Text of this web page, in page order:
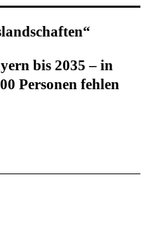
bis 2035 – in
Per­so­nen fehlen